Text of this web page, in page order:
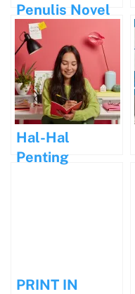
Penulis Novel
Profesional
dan Hasilkan
Profit
Menggiurkan
Hal-Hal
Penting
PRINT IN